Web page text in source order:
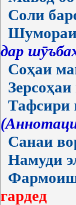
Соли
Шумораи
дар
Соҳаи
Тафсири
Санаи
Намуди
гардед